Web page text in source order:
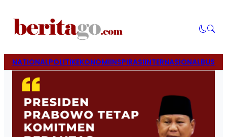
NATIONALPOLITIKEKONOMIINSPIRASIINTERNASIONAL